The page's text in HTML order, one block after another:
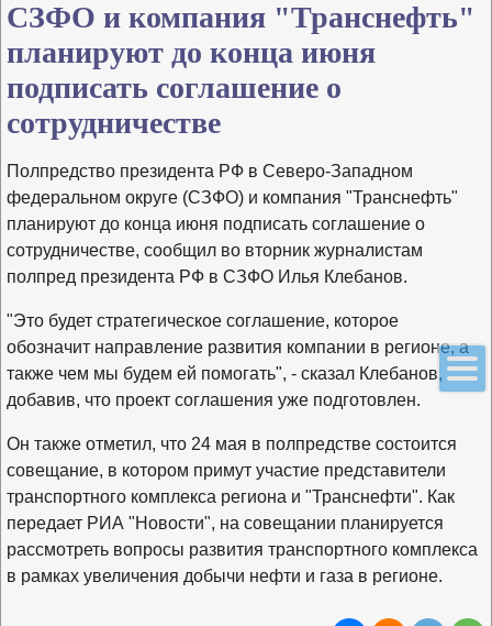
СЗФО и компания "Транснефть"
планируют до конца июня
подписать соглашение о
сотрудничестве
Полпредство президента РФ в Северо-Западном
федеральном округе (СЗФО) и компания "Транснефть"
планируют до конца июня подписать соглашение о
сотрудничестве, сообщил во вторник журналистам
полпред президента РФ в СЗФО Илья Клебанов.
"Это будет стратегическое соглашение, которое
обозначит направление развития компании в регионе, а
также чем мы будем ей помогать", - сказал Клебанов,
добавив, что проект соглашения уже подготовлен.
Он также отметил, что 24 мая в полпредстве состоится
совещание, в котором примут участие представители
транспортного комплекса региона и "Транснефти". Как
передает РИА "Новости", на совещании планируется
рассмотреть вопросы развития транспортного комплекса
в рамках увеличения добычи нефти и газа в регионе.